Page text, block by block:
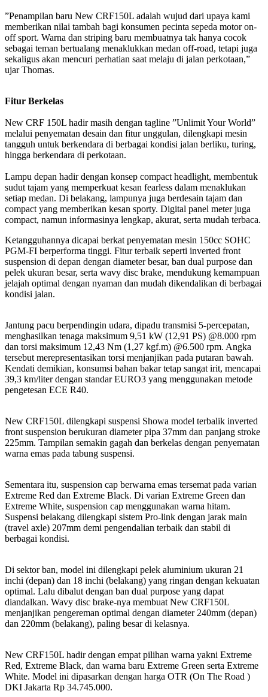
”Penampilan baru New CRF150L adalah wujud dari upaya kami
memberikan nilai tambah bagi konsumen pecinta sepeda motor on-
off sport. Warna dan striping baru membuatnya tak hanya cocok
sebagai teman bertualang menaklukkan medan off-road, tetapi juga
sekaligus akan mencuri perhatian saat melaju di jalan perkotaan,”
ujar Thomas.
Fitur Berkelas
New CRF 150L hadir masih dengan tagline ”Unlimit Your World”
melalui penyematan desain dan fitur unggulan, dilengkapi mesin
tangguh untuk berkendara di berbagai kondisi jalan berliku, turing,
hingga berkendara di perkotaan.
Lampu depan hadir dengan konsep compact headlight, membentuk
sudut tajam yang memperkuat kesan fearless dalam menaklukan
setiap medan. Di belakang, lampunya juga berdesain tajam dan
compact yang memberikan kesan sporty. Digital panel meter juga
compact, namun informasinya lengkap, akurat, serta mudah terbaca.
Ketangguhannya dicapai berkat penyematan mesin 150cc SOHC
PGM-FI berperforma tinggi. Fitur terbaik seperti inverted front
suspension di depan dengan diameter besar, ban dual purpose dan
pelek ukuran besar, serta wavy disc brake, mendukung kemampuan
jelajah optimal dengan nyaman dan mudah dikendalikan di berbagai
kondisi jalan.
Jantung pacu berpendingin udara, dipadu transmisi 5-percepatan,
menghasilkan tenaga maksimum 9,51 kW (12,91 PS) @8.000 rpm
dan torsi maksimum 12,43 Nm (1,27 kgf.m) @6.500 rpm. Angka
tersebut merepresentasikan torsi menjanjikan pada putaran bawah.
Kendati demikian, konsumsi bahan bakar tetap sangat irit, mencapai
39,3 km/liter dengan standar EURO3 yang menggunakan metode
pengetesan ECE R40.
New CRF150L dilengkapi suspensi Showa model terbalik inverted
front suspension berukuran diameter pipa 37mm dan panjang stroke
225mm. Tampilan semakin gagah dan berkelas dengan penyematan
warna emas pada tabung suspensi.
Sementara itu, suspension cap berwarna emas tersemat pada varian
Extreme Red dan Extreme Black. Di varian Extreme Green dan
Extreme White, suspension cap menggunakan warna hitam.
Suspensi belakang dilengkapi sistem Pro-link dengan jarak main
(travel axle) 207mm demi pengendalian terbaik dan stabil di
berbagai kondisi.
Di sektor ban, model ini dilengkapi pelek aluminium ukuran 21
inchi (depan) dan 18 inchi (belakang) yang ringan dengan kekuatan
optimal. Lalu dibalut dengan ban dual purpose yang dapat
diandalkan. Wavy disc brake-nya membuat New CRF150L
menjanjikan pengereman optimal dengan diameter 240mm (depan)
dan 220mm (belakang), paling besar di kelasnya.
New CRF150L hadir dengan empat pilihan warna yakni Extreme
Red, Extreme Black, dan warna baru Extreme Green serta Extreme
White. Model ini dipasarkan dengan harga OTR (On The Road )
DKI Jakarta Rp 34.745.000.